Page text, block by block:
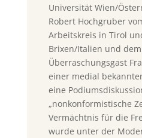
Universität Wien/
Robert Hochgruber
Arbeitskreis in Tirol
Brixen/Italien und dem
Überraschungsgast
einer medial
eine
„nonkonformistische
Vermächtnis für die
wurde unter der